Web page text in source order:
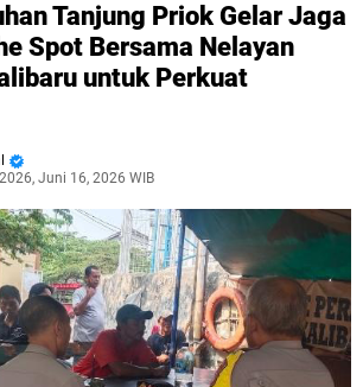
Tanjung Priok Gelar Jaga
Spot Bersama Nelayan
untuk Perkuat
Juni 16, 2026 WIB